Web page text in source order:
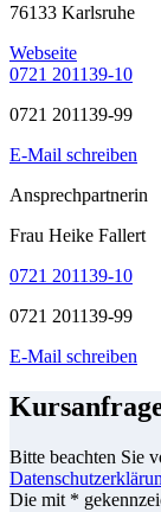
76133 Karlsruhe
Webseite
0721 201139-10
0721 201139-99
E-Mail schreiben
Ansprechpartnerin
Frau Heike Fallert
0721 201139-10
0721 201139-99
E-Mail schreiben
Bitte beachten Sie
Die mit *